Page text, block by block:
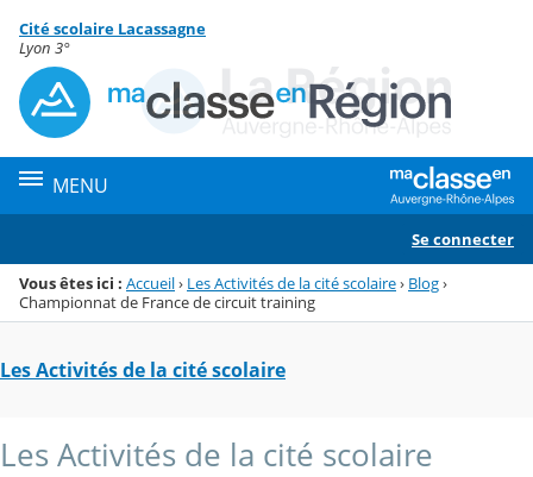
Menu de la rubrique
Contenu
Cité scolaire Lacassagne
Lyon 3°
MENU
Se connecter
Vous êtes ici : Accueil› Les Activités de la cité scolaire› Blog›
Championnat de France de circuit training
Les Activités de la cité scolaire
Les Activités de la cité scolaire